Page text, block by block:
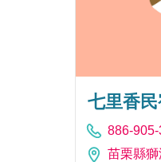
七里香
886-
苗栗縣